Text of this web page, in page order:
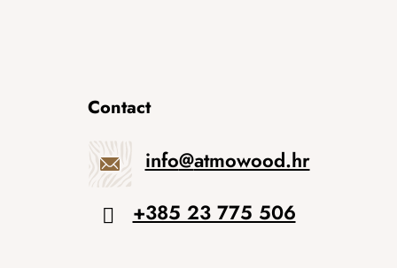
Contact
info@atmowood.hr
+385 23 775 506